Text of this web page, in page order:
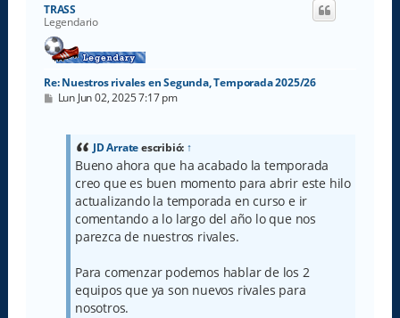
TRASS
Legendario
Re: Nuestros rivales en Segunda, Temporada 2025/26
M
Lun Jun 02, 2025 7:17 pm
JD Arrateescribió: ↑
Bueno ahora que ha acabado la temporada
creo que es buen momento para abrir este hilo
actualizando la temporada en curso e ir
comentando a lo largo del año lo que nos
parezca de nuestros rivales.
Para comenzar podemos hablar de los 2
equipos que ya son nuevos rivales para
nosotros.